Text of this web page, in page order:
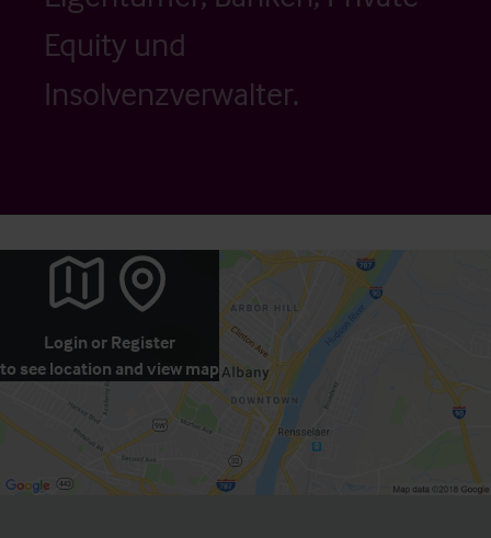
Equity und
Insolvenzverwalter.
Login or Register
to see location and view map